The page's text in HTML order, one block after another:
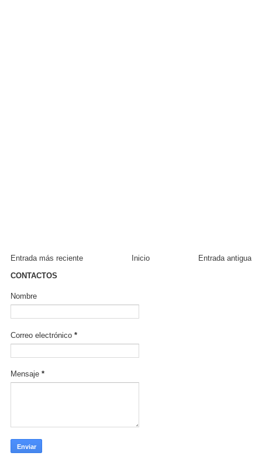
Entrada más reciente Entrada antigua
Inicio
CONTACTOS
Nombre
Correo electrónico *
Mensaje *